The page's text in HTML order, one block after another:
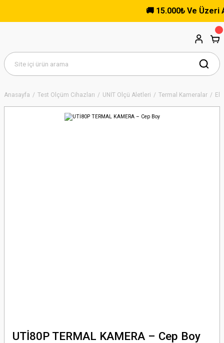
🚚 15.000₺ Ve Üzeri
Anasayfa Test Ölçüm Cihazları UNİT Ölçü Aletleri Termal Kameralar El
UTİ80P TERMAL KAMERA – Cep Boy